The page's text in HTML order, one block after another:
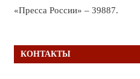
«Пресса России» – 39887.
КОНТАКТЫ